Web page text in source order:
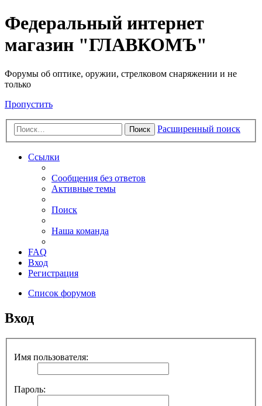
Федеральный интернет
магазин "ГЛАВКОМЪ"
Форумы об оптике, оружии, стрелковом снаряжении и не
только
Пропустить
Поиск Расширенный поиск
Ссылки
Сообщения без ответов
Активные темы
Поиск
Наша команда
FAQ
Вход
Регистрация
Список форумов
Вход
Имя пользователя:
Пароль: